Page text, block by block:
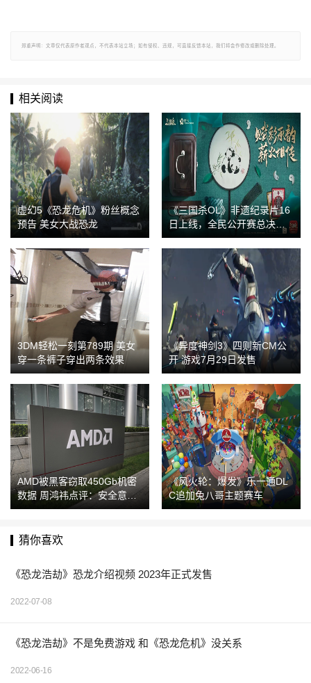
郑重声明：文章仅代表原作者观点，不代表本站立场；如有侵权、违规，可直接反馈本站，我们将会作修改或删除处理。
相关阅读
虚幻5《恐龙危机》粉丝概念
预告 美女大战恐龙
《三国杀OL》非遗纪录片16
日上线，全民公开赛总决赛
同步开战
3DM轻松一刻第789期 美女
穿一条裤子穿出两条效果
《异度神剑3》四则新CM公
开 游戏7月29日发售
AMD被黑客窃取450Gb机密
数据 周鸿祎点评：安全意识
薄弱
《风火轮：爆发》乐一通DL
C追加兔八哥主题赛车
猜你喜欢
《恐龙浩劫》恐龙介绍视频 2023年正式发售
2022-07-08
《恐龙浩劫》不是免费游戏 和《恐龙危机》没关系
2022-06-16